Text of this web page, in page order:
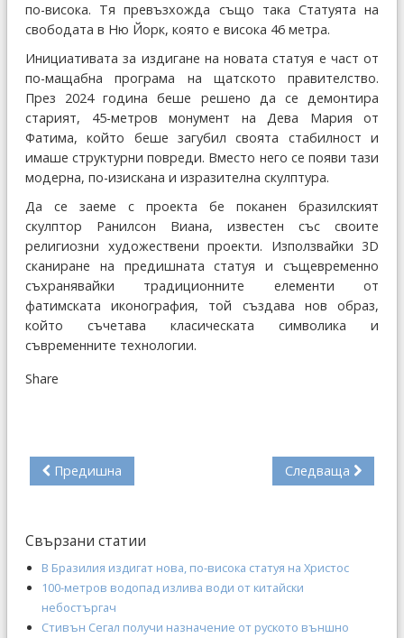
по-висока. Тя превъзхожда също така Статуята на
свободата в Ню Йорк, която е висока 46 метра.
Инициативата за издигане на новата статуя е част от
по-мащабна програма на щатското правителство.
През 2024 година беше решено да се демонтира
старият, 45-метров монумент на Дева Мария от
Фатима, който беше загубил своята стабилност и
имаше структурни повреди. Вместо него се появи тази
модерна, по-изискана и изразителна скулптура.
Да се заеме с проекта бе поканен бразилският
скулптор Ранилсон Виана, известен със своите
религиозни художествени проекти. Използвайки 3D
сканиране на предишната статуя и същевременно
съхранявайки традиционните елементи от
фатимската иконография, той създава нов образ,
който съчетава класическата символика и
съвременните технологии.
Share
Предишна Следваща
Свързани статии
В Бразилия издигат нова, по-висока статуя на Христос
100-метров водопад излива води от китайски
небостъргач
Стивън Сегал получи назначение от руското външно